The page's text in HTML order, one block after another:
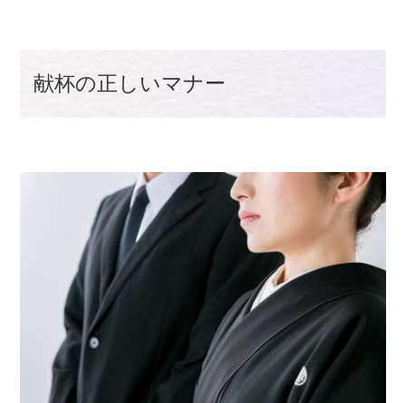
献杯の正しいマナー